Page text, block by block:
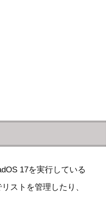
17を実行している
ストを管理したり、